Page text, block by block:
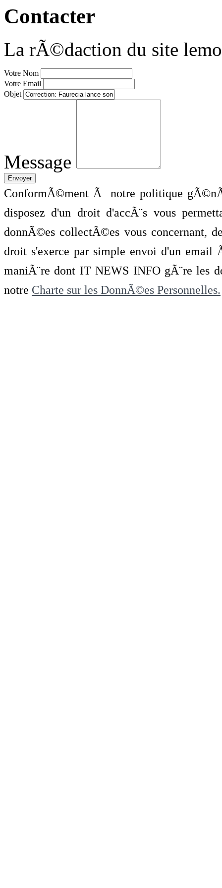
Contacter
La rÃ©daction du site
Votre Nom
Votre Email
Objet
Message
ConformÃ©ment Ã notre politique
disposez d'un droit d'accÃ¨s vous
donnÃ©es collectÃ©es vous concernant,
droit s'exerce par simple envoi d'un
maniÃ¨re dont IT NEWS INFO gÃ¨re les
notre Charte sur les DonnÃ©es Personnelles.